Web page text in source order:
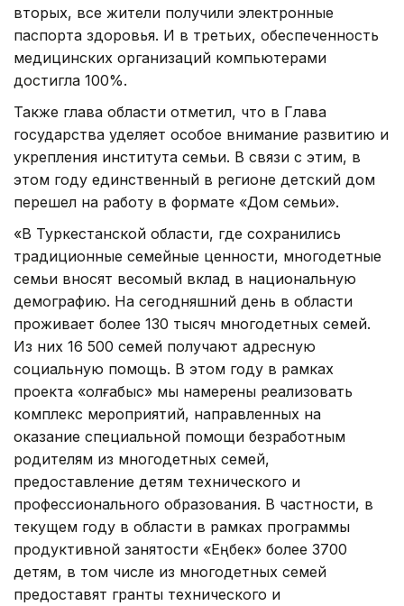
вторых, все жители получили электронные
паспорта здоровья. И в третьих, обеспеченность
медицинских организаций компьютерами
достигла 100%.
Также глава области отметил, что в Глава
государства уделяет особое внимание развитию и
укрепления института семьи. В связи с этим, в
этом году единственный в регионе детский дом
перешел на работу в формате «Дом семьи».
«В Туркестанской области, где сохранились
традиционные семейные ценности, многодетные
семьи вносят весомый вклад в национальную
демографию. На сегодняшний день в области
проживает более 130 тысяч многодетных семей.
Из них 16 500 семей получают адресную
социальную помощь. В этом году в рамках
проекта «Қолғабыс» мы намерены реализовать
комплекс мероприятий, направленных на
оказание специальной помощи безработным
родителям из многодетных семей,
предоставление детям технического и
профессионального образования. В частности, в
текущем году в области в рамках программы
продуктивной занятости «Еңбек» более 3700
детям, в том числе из многодетных семей
предоставят гранты технического и